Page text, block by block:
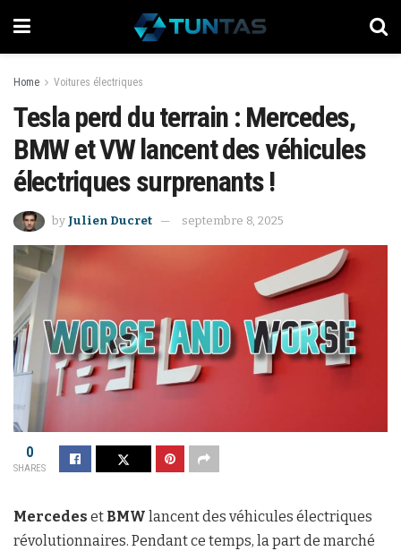
Home Voitures électriques
Tesla perd du terrain : Mercedes,
BMW et VW lancent des véhicules
électriques surprenants !
by Julien Ducret septembre 8, 2025
0
SHARES
Mercedes et BMW lancent des véhicules électriques
révolutionnaires. Pendant ce temps, la part de marché